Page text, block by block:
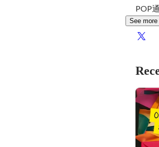
POP
See more